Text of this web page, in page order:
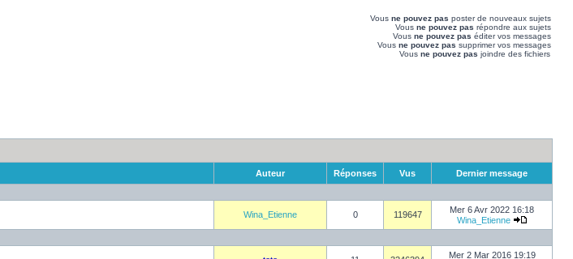
Vous ne pouvez pas poster de nouveaux sujets
Vous ne pouvez pas répondre aux sujets
Vous ne pouvez pas éditer vos messages
Vous ne pouvez pas supprimer vos messages
Vous ne pouvez pas joindre des fichiers
Auteur Réponses Vus Dernier message
Wina_Etienne 0 119647
Mer 6 Avr 2022 16:18
Wina_Etienne
Mer 2 Mar 2016 19:19